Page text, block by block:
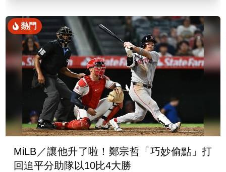
熱門
MiLB／讓他升了啦！鄭宗哲「巧妙偷點」打
回追平分助隊以10比4大勝